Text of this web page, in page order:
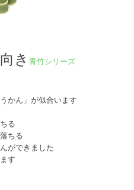
き 青竹シリーズ
かん」が似合います
る
ちる
ができました
す